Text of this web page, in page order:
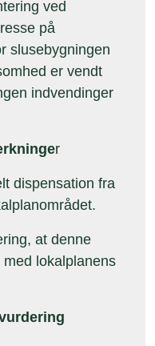
ved
på
slusebygningen
er vendt
indvendinger
r
dispensation fra
at denne
lokalplanens